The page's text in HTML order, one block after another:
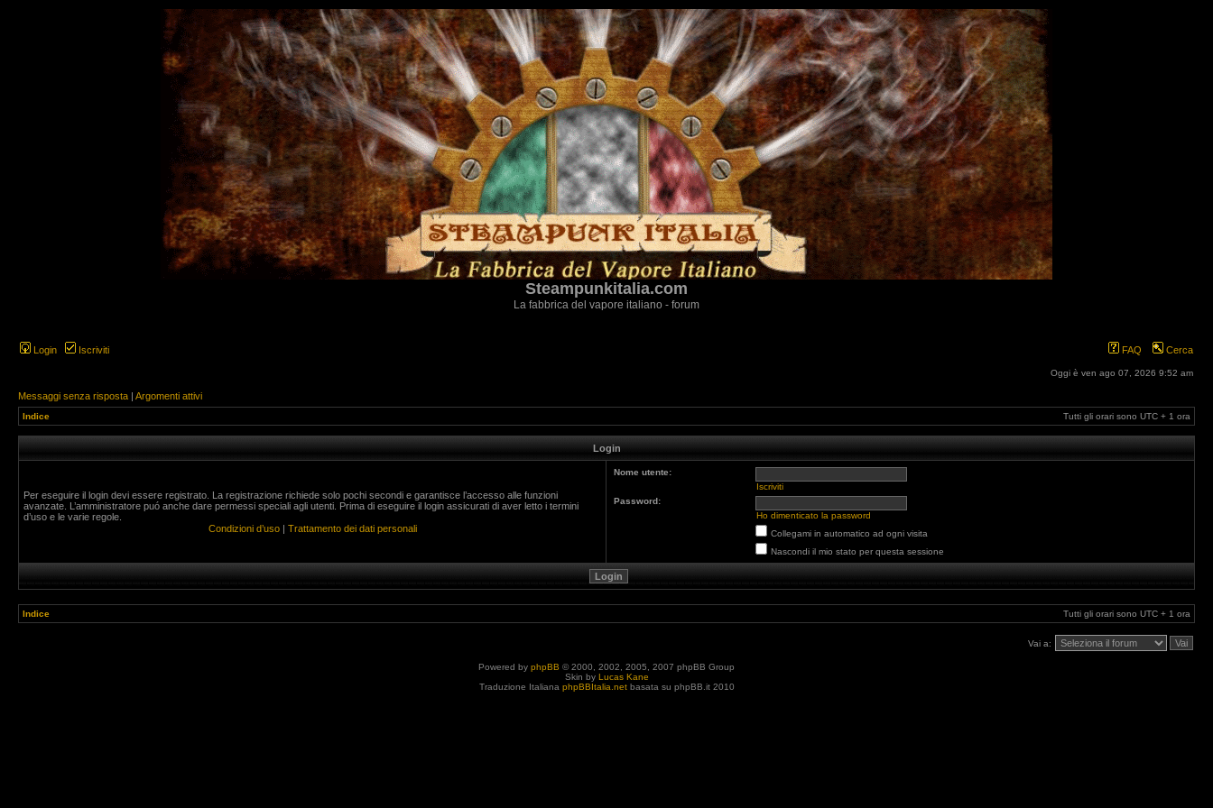
Steampunkitalia.com
La fabbrica del vapore italiano - forum
Login Iscriviti FAQ Cerca
Oggi è ven ago 07, 2026 9:52 am
Messaggi senza risposta | Argomenti attivi
Indice Tutti gli orari sono UTC + 1 ora
Login
Per eseguire il login devi essere registrato. La registrazione richiede solo pochi secondi e garantisce l’accesso alle funzioni
avanzate. L’amministratore puó anche dare permessi speciali agli utenti. Prima di eseguire il login assicurati di aver letto i termini
d’uso e le varie regole.
Condizioni d’uso| Trattamento dei dati personali
Nome utente:
Iscriviti
Password:
Ho dimenticato la password
Collegami in automatico ad ogni visita
Nascondi il mio stato per questa sessione
Indice Tutti gli orari sono UTC + 1 ora
Vai a:
Powered by phpBB © 2000, 2002, 2005, 2007 phpBB Group
Skin by Lucas Kane
Traduzione Italiana phpBBItalia.netbasata su phpBB.it 2010